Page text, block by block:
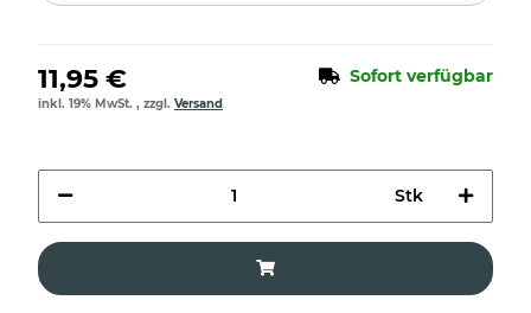
11,95 € Sofort verfügbar
inkl. 19% MwSt. , zzgl. Versand
Stk